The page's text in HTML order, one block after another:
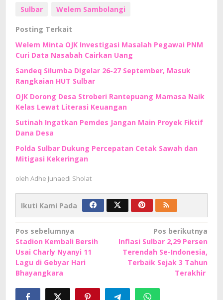
Sulbar Welem Sambolangi
Posting Terkait
Welem Minta OJK Investigasi Masalah Pegawai PNM
Curi Data Nasabah Cairkan Uang
Sandeq Silumba Digelar 26-27 September, Masuk
Rangkaian HUT Sulbar
OJK Dorong Desa Stroberi Rantepuang Mamasa Naik
Kelas Lewat Literasi Keuangan
Sutinah Ingatkan Pemdes Jangan Main Proyek Fiktif
Dana Desa
Polda Sulbar Dukung Percepatan Cetak Sawah dan
Mitigasi Kekeringan
oleh Adhe Junaedi Sholat
Ikuti Kami Pada
Navigasi
pos
Pos sebelumnya
Stadion Kembali Bersih
Usai Charly Nyanyi 11
Lagu di Gebyar Hari
Bhayangkara
Pos berikutnya
Inflasi Sulbar 2,29 Persen
Terendah Se-Indonesia,
Terbaik Sejak 3 Tahun
Terakhir